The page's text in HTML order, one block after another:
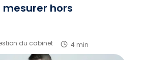
hors
du cabinet 4 min